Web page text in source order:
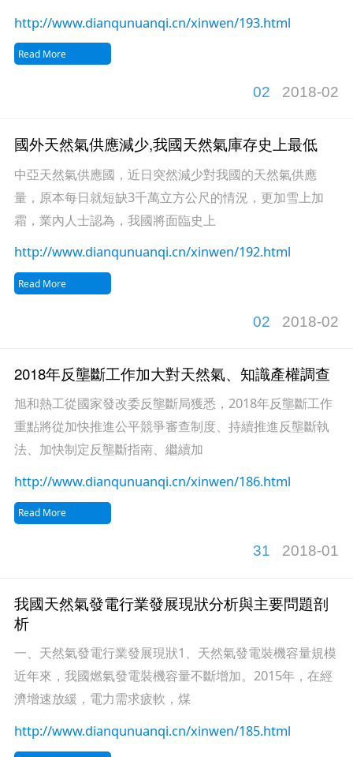
http://www.dianqunuanqi.cn/xinwen/193.html
Read More
02 2018-02
國外天然氣供應減少,我國天然氣庫存史上最低
中亞天然氣供應國，近日突然減少對我國的天然氣供應
量，原本每日就短缺3千萬立方公尺的情況，更加雪上加
霜，業內人士認為，我國將面臨史上
http://www.dianqunuanqi.cn/xinwen/192.html
Read More
02 2018-02
2018年反壟斷工作加大對天然氣、知識產權調查
旭和熱工從國家發改委反壟斷局獲悉，2018年反壟斷工作
重點將從加快推進公平競爭審查制度、持續推進反壟斷執
法、加快制定反壟斷指南、繼續加
http://www.dianqunuanqi.cn/xinwen/186.html
Read More
31 2018-01
我國天然氣發電行業發展現狀分析與主要問題剖
析
一、天然氣發電行業發展現狀1、天然氣發電裝機容量規模
近年來，我國燃氣發電裝機容量不斷增加。2015年，在經
濟增速放緩，電力需求疲軟，煤
http://www.dianqunuanqi.cn/xinwen/185.html